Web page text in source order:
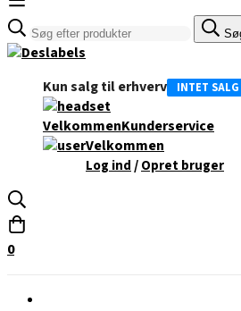
Søge
efter:
Kun salg til erhverv INTET
VelkommenKunderservice
Velkommen
Log ind/Opret bruger
0